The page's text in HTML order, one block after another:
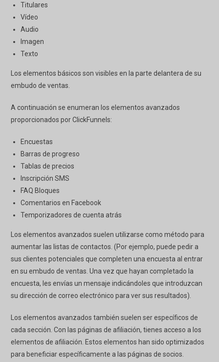
Titulares
Vídeo
Audio
Imagen
Texto
Los elementos básicos son visibles en la parte delantera de su
embudo de ventas.
A continuación se enumeran los elementos avanzados
proporcionados porClickFunnels:
Encuestas
Barras de progreso
Tablas de precios
Inscripción SMS
FAQ Bloques
Comentarios en Facebook
Temporizadores de cuenta atrás
Los elementos avanzados suelen utilizarse como método para
aumentar las listas de contactos. (Por ejemplo, puede pedir a
sus clientes potenciales que completen una encuesta al entrar
en su embudo de ventas. Una vez que hayan completado la
encuesta, les envías un mensaje indicándoles que introduzcan
su dirección de correo electrónico para ver sus resultados).
Los elementos avanzados también suelen ser específicos de
cada sección. Con las páginas de afiliación, tienes acceso a los
elementos de afiliación. Estos elementos han sido optimizados
para beneficiar específicamente a las páginas de socios.